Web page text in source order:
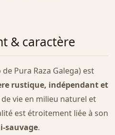
& caractère
de Pura Raza Galega) est
rustique, indépendant et
vie en milieu naturel et
est étroitement liée à son
sauvage.